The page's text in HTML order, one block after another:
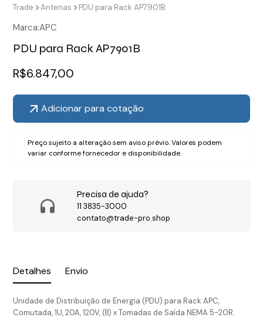
Detalhes Envio
Unidade de Distribuição de Energia (PDU) para Rack APC,
Comutada, 1U, 20A, 120V, (8) x Tomadas de Saída NEMA 5-20R.
Trade Antenas PDU para Rack AP7901B
Marca:APC
PDU para Rack AP7901B
R$6.847,00
Adicionar para cotação
Preço sujeito a alteração sem aviso prévio. Valores podem
variar conforme fornecedor e disponibilidade.
Precisa de ajuda?
11 3835-3000
contato@trade-pro.shop